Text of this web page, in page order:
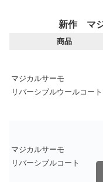
新作 マ
商品
マジカルサーモ
リバーシブルウールコート
マジカルサーモ
リバーシブルコート